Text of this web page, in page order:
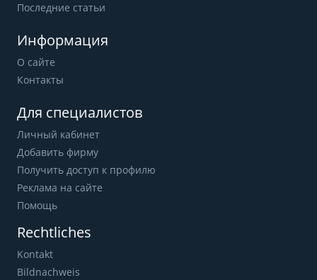
Последние статьи
Информация
О сайте
Контакты
Для специалистов
Личный кабинет
Добавить фирму
Получить доступ к профилю
Реклама на сайте
Помощь
Rechtliches
Kontakt
Bildnachweis